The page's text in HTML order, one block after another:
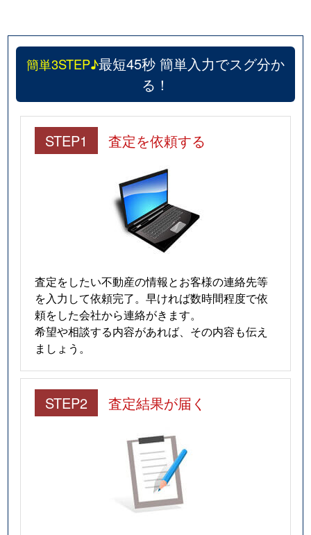
簡単3STEP♪最短45秒 簡単入力でスグ分か
る！
STEP1 査定を依頼する
査定をしたい不動産の情報とお客様の連絡先等
を入力して依頼完了。早ければ数時間程度で依
頼をした会社から連絡がきます。
希望や相談する内容があれば、その内容も伝え
ましょう。
STEP2 査定結果が届く